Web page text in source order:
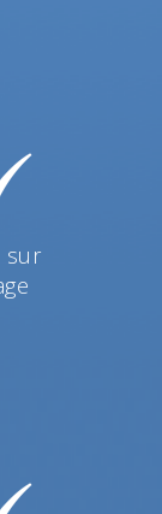
sur